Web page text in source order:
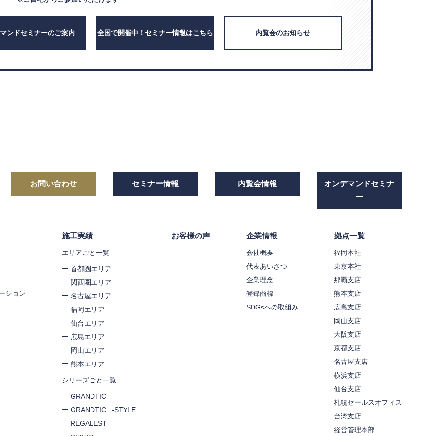
ンドセミナーのご案内 全国で開催中！セミナー情報はこちら 内覧会のお知らせ
お問い合わせ セミナー情報 内覧会情報
オンデマンドセミナ
ー
ション
施工実績
エリアごと一覧
首都圏エリア
関西圏エリア
名古屋エリア
福岡エリア
仙台エリア
広島エリア
岡山エリア
熊本エリア
シリーズごと一覧
GRANDTIC
GRANDTIC L-STYLE
REGALEST
お客様の声 企業情報
会社概要
代表あいさつ
企業理念
登録商標
SDGsへの取組み
拠点一覧
福岡本社
東京本社
那覇支店
熊本支店
広島支店
岡山支店
大阪支店
京都支店
名古屋支店
横浜支店
仙台支店
札幌セールスオフィス
台湾支店
経営管理本部